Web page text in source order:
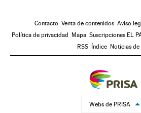
Contacto Venta de contenidos Aviso
Política de privacidad
Mapa Suscripciones EL
RSS
Índice Noticias de
Webs de PRISA